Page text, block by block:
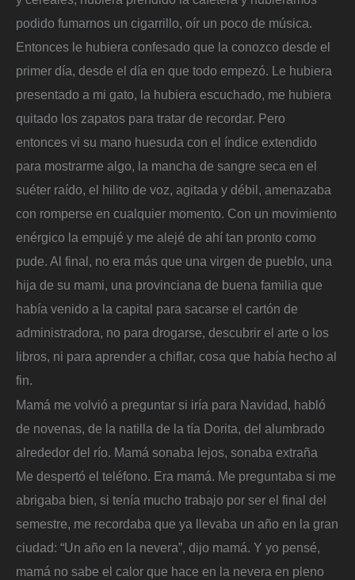
podido fumarnos un cigarrillo, oír un poco de música.
Entonces le hubiera confesado que la conozco desde el
primer día, desde el día en que todo empezó. Le hubiera
presentado a mi gato, la hubiera escuchado, me hubiera
quitado los zapatos para tratar de recordar. Pero
entonces vi su mano huesuda con el índice extendido
para mostrarme algo, la mancha de sangre seca en el
suéter raído, el hilito de voz, agitada y débil, amenazaba
con romperse en cualquier momento. Con un movimiento
enérgico la empujé y me alejé de ahí tan pronto como
pude. Al final, no era más que una virgen de pueblo, una
hija de su mami, una provinciana de buena familia que
había venido a la capital para sacarse el cartón de
administradora, no para drogarse, descubrir el arte o los
libros, ni para aprender a chiflar, cosa que había hecho al
fin.
Mamá me volvió a preguntar si iría para Navidad, habló
de novenas, de la natilla de la tía Dorita, del alumbrado
alrededor del río. Mamá sonaba lejos, sonaba extraña
Me despertó el teléfono. Era mamá. Me preguntaba si me
abrigaba bien, si tenía mucho trabajo por ser el final del
semestre, me recordaba que ya llevaba un año en la gran
ciudad: “Un año en la nevera”, dijo mamá. Y yo pensé,
mamá no sabe el calor que hace en la nevera en pleno